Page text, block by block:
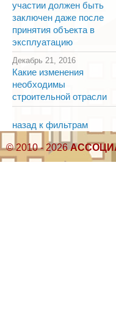
участии должен быть
заключен даже после
принятия объекта в
эксплуатацию
Декабрь 21, 2016
Какие изменения
необходимы
строительной отрасли
назад к фильтрам
© 2010 - 2026